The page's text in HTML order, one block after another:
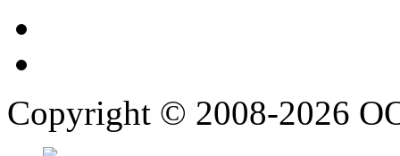
Copyright © 2008-2026